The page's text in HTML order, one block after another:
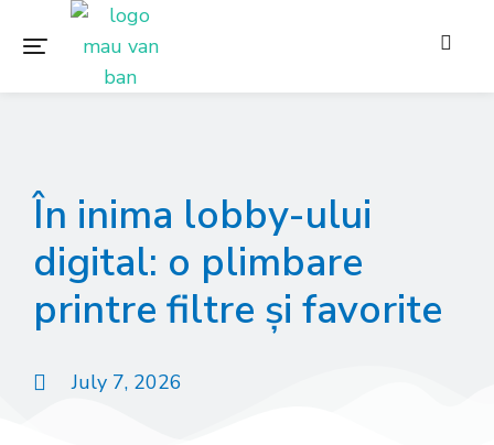
În inima lobby-ului
digital: o plimbare
printre filtre și favorite
July 7, 2026